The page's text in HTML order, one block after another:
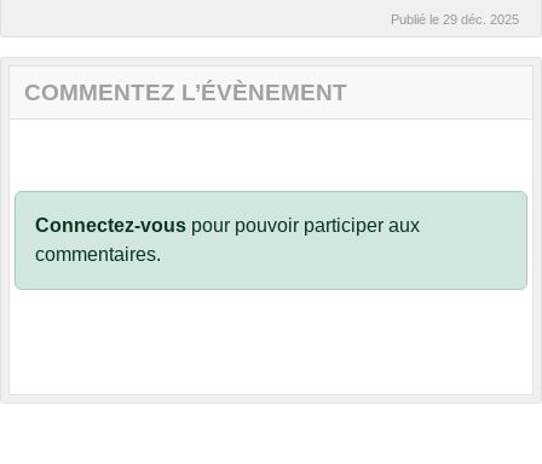
Publié le 29 déc. 2025
COMMENTEZ L’ÉVÈNEMENT
Connectez-vous pour pouvoir participer aux
commentaires.